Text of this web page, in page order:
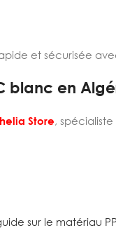
et sécurisée
blanc en
Store,
sur le matériau